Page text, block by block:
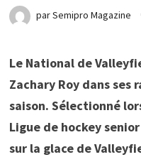
parSemipro Magazine
Le National de
Zachary Roy dans ses
saison. Sélectionné
Ligue de hockey
sur la glace de